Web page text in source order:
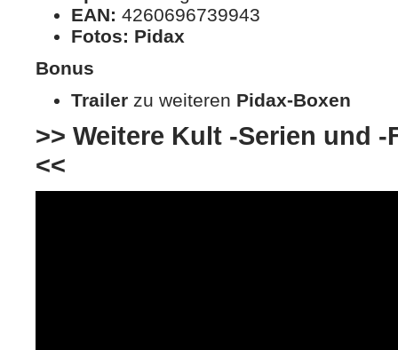
EAN: 4260696739943
Fotos: Pidax
Bonus
Trailer zu weiteren Pidax-Boxen
>> Weitere Kult -Serien und
<<